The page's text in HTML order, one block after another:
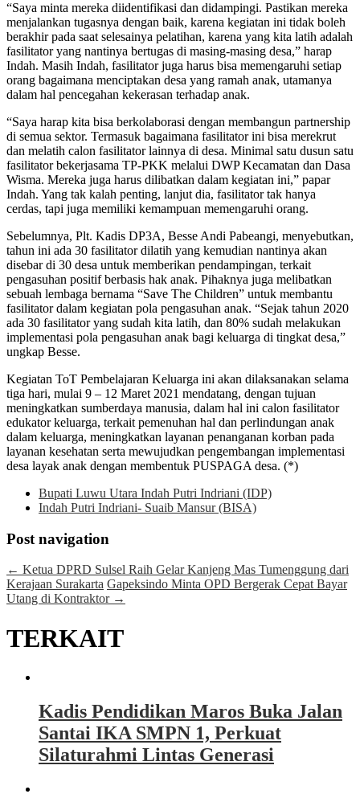
“Saya minta mereka diidentifikasi dan didampingi. Pastikan mereka
menjalankan tugasnya dengan baik, karena kegiatan ini tidak boleh
berakhir pada saat selesainya pelatihan, karena yang kita latih adalah
fasilitator yang nantinya bertugas di masing-masing desa,” harap
Indah. Masih Indah, fasilitator juga harus bisa memengaruhi setiap
orang bagaimana menciptakan desa yang ramah anak, utamanya
dalam hal pencegahan kekerasan terhadap anak.
“Saya harap kita bisa berkolaborasi dengan membangun partnership
di semua sektor. Termasuk bagaimana fasilitator ini bisa merekrut
dan melatih calon fasilitator lainnya di desa. Minimal satu dusun satu
fasilitator bekerjasama TP-PKK melalui DWP Kecamatan dan Dasa
Wisma. Mereka juga harus dilibatkan dalam kegiatan ini,” papar
Indah. Yang tak kalah penting, lanjut dia, fasilitator tak hanya
cerdas, tapi juga memiliki kemampuan memengaruhi orang.
Sebelumnya, Plt. Kadis DP3A, Besse Andi Pabeangi, menyebutkan,
tahun ini ada 30 fasilitator dilatih yang kemudian nantinya akan
disebar di 30 desa untuk memberikan pendampingan, terkait
pengasuhan positif berbasis hak anak. Pihaknya juga melibatkan
sebuah lembaga bernama “Save The Children” untuk membantu
fasilitator dalam kegiatan pola pengasuhan anak. “Sejak tahun 2020
ada 30 fasilitator yang sudah kita latih, dan 80% sudah melakukan
implementasi pola pengasuhan anak bagi keluarga di tingkat desa,”
ungkap Besse.
Kegiatan ToT Pembelajaran Keluarga ini akan dilaksanakan selama
tiga hari, mulai 9 – 12 Maret 2021 mendatang, dengan tujuan
meningkatkan sumberdaya manusia, dalam hal ini calon fasilitator
edukator keluarga, terkait pemenuhan hal dan perlindungan anak
dalam keluarga, meningkatkan layanan penanganan korban pada
layanan kesehatan serta mewujudkan pengembangan implementasi
desa layak anak dengan membentuk PUSPAGA desa. (*)
Bupati Luwu Utara Indah Putri Indriani (IDP)
Indah Putri Indriani- Suaib Mansur (BISA)
Post navigation
← Ketua DPRD Sulsel Raih Gelar Kanjeng Mas Tumenggung dari
Kerajaan Surakarta Gapeksindo Minta OPD Bergerak Cepat Bayar
Utang di Kontraktor →
TERKAIT
Kadis Pendidikan Maros Buka Jalan
Santai IKA SMPN 1, Perkuat
Silaturahmi Lintas Generasi